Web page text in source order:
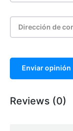
Enviar opinión
Reviews (0)